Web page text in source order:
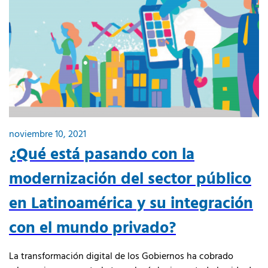
noviembre 10, 2021
¿Qué está pasando con la
modernización del sector público
en Latinoamérica y su integración
con el mundo privado?
La transformación digital de los Gobiernos ha cobrado